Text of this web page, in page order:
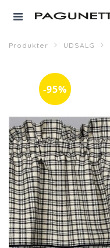
Produkter UDSALG
-95%